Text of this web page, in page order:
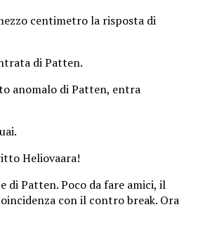
centimetro la risposta di
di Patten.
anomalo di Patten, entra
Heliovaara!
di Patten. Poco da fare amici, il
con il contro break. Ora